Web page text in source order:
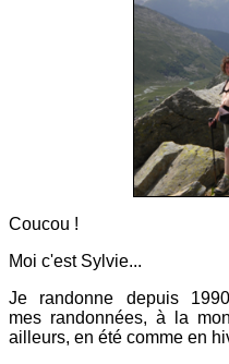
Coucou !
Moi c'est Sylvie...
Je randonne depuis
mes randonnées, à la
ailleurs, en été comme en